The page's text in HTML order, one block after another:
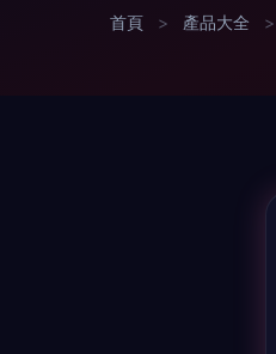
首頁 > 產品大全 >